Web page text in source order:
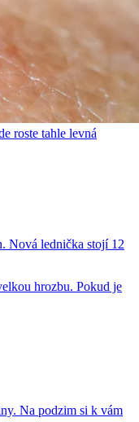
roste tahle levná
Nová lednička stojí 12
hrozbu. Pokud je
Na podzim si k vám